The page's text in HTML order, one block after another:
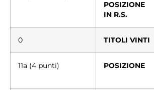
POSIZIONE
IN R.S.
0 TITOLI VINTI
11a (4 punti) POSIZIONE